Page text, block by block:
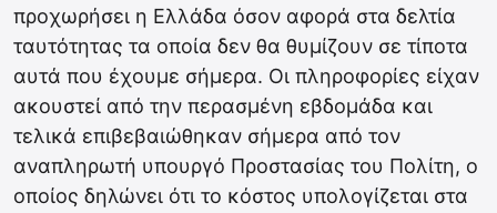
προχωρήσει η Ελλάδα όσον αφορά στα δελτία
ταυτότητας τα οποία δεν θα θυμίζουν σε τίποτα
αυτά που έχουμε σήμερα. Οι πληροφορίες είχαν
ακουστεί από την περασμένη εβδομάδα και
τελικά επιβεβαιώθηκαν σήμερα από τον
αναπληρωτή υπουργό Προστασίας του Πολίτη, ο
οποίος δηλώνει ότι το κόστος υπολογίζεται στα